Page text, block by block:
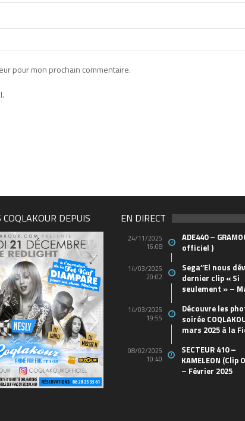
pour mon prochain commentaire.
COQLAKOUR DEPUIS EN DIRECT
24/11/2025
16:08
ADE440 –
officiel )
14/03/2025
20:02
Sega’’El nous
dernier clip « Si
seulement » –
14/03/2025
19:55
Découvre les
soirée
mars 2025 à la
08/02/2025
10:40
SECTEUR 410 –
KAMELEON
– Février 2025